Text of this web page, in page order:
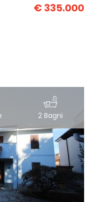
€ 335.000
2 Bagni